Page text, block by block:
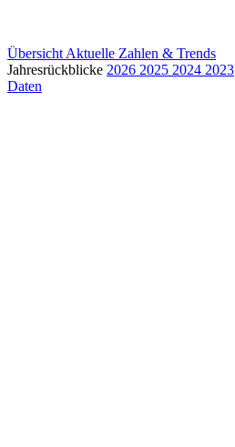
Übersicht Aktuelle Zahlen & Trends
Jahresrückblicke 2026 2025 2024 2023
Daten